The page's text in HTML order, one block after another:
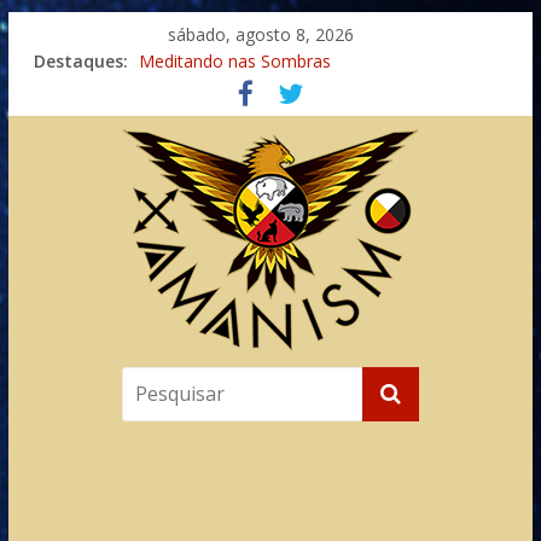
sábado, agosto 8, 2026
Destaques: Meditando nas Sombras
Autosuficiência: A Jornada do Espírito Ancestral
Xamanismo Universal
Totens – Caminho Espiritual – Crescimento
Imaginação na Cura